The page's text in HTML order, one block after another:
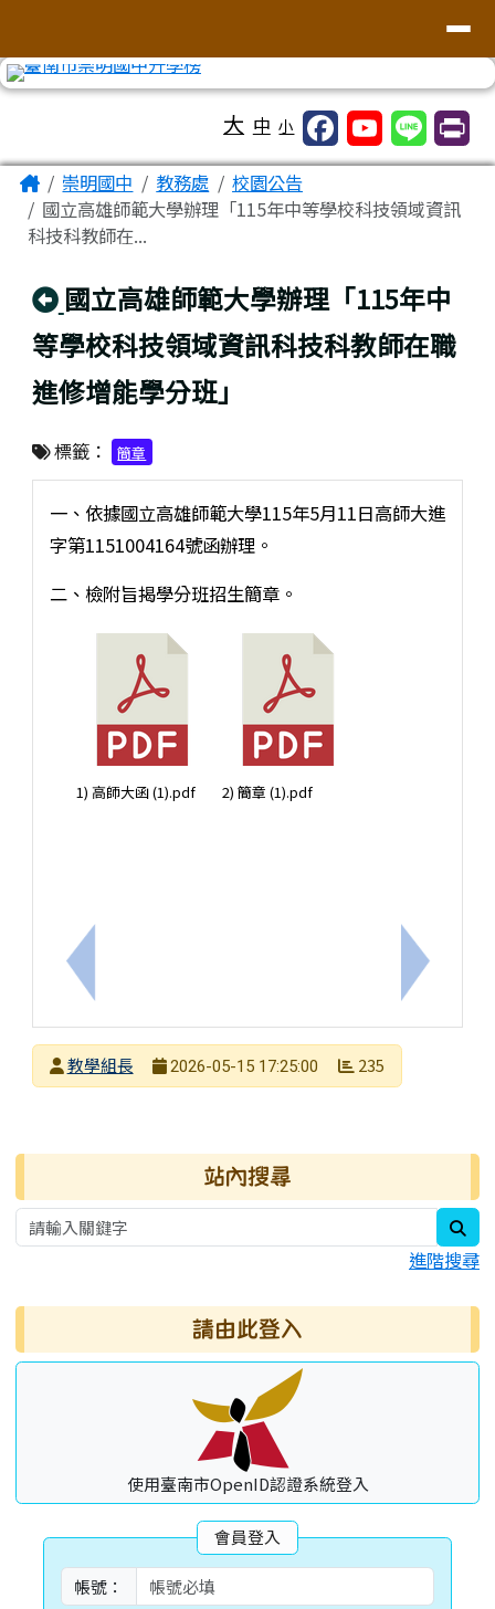
大 中 小
主內容區域
Home崇明國中 教務處
校園公告
國立高雄師範大學辦理「115年中等學校科技領域資訊
科技科教師在...
回上頁
國立高雄師範大學辦理「115年中
等學校科技領域資訊科技科教師在職
進修增能學分班」
標籤： 簡章
上一筆：本市教師會辦理教師專業發展支持系統社
一、依據國立高雄師範大學115年5月11日高師大進
字第1151004164號函辦理。
二、檢附旨揭學分班招生簡章。
1) 高師大函 (1).pdf 2) 簡章 (1).pdf
下一筆：
發布者
教學組長
2026-05-15 17:25:00 235
右邊區域內容 站內搜尋
進階搜尋
請由此登入
使用臺南市OpenID認證系統登入
會員登入
帳號：
頁尾區域